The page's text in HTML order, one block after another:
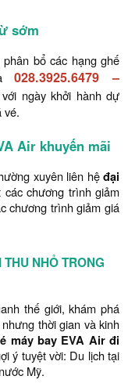
sớm
bổ các hạng ghế
028.3925.6479 –
ngày khởi hành dự
vé.
Air khuyến mãi
xuyên liên hệđại
các chương trình giảm
chương trình giảm giá
NHỎ TRONG
thế giới, khám phá
thời gian và kinh
máy bay EVA Air đi
ý tuyệt vời: Du lịch tại
Mỹ.